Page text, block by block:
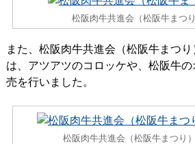
松阪肉牛共進会（松阪牛まつ
また、松阪肉牛共進会（松阪牛まつ
は、アツアツのコロッケや、松阪牛
売を行いました。
松阪肉牛共進会（松阪牛まつり